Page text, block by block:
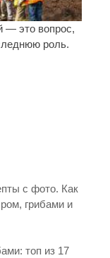
— это вопрос,
роль.
с фото. Как
грибами и
топ из 17